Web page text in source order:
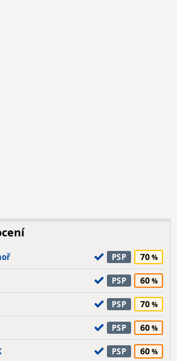
PSP 70
PSP 60
PSP 70
PSP 60
PSP 60